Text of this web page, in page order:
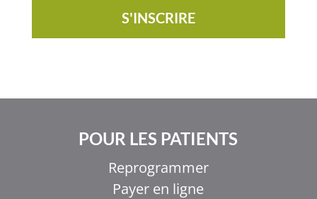
S'INSCRIRE
POUR LES PATIENTS
Reprogrammer
Payer en ligne